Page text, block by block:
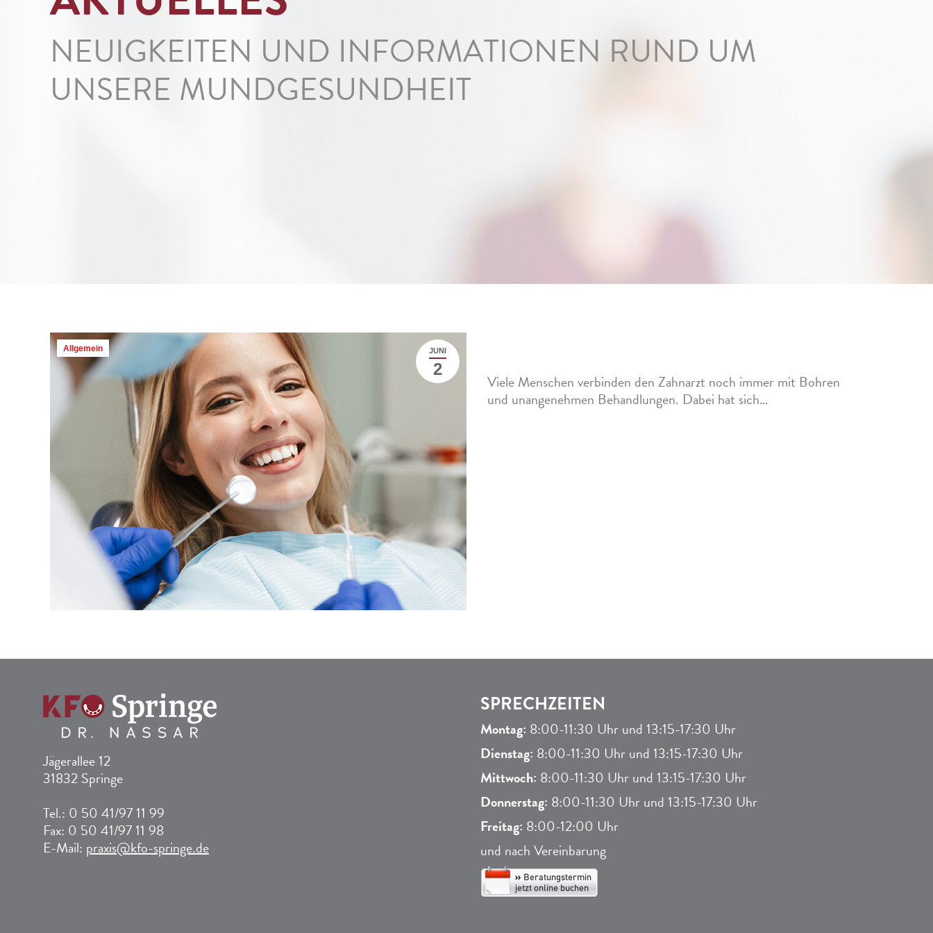
NEUIGKEITEN UND INFORMATIONEN RUND UM
UNSERE MUNDGESUNDHEIT
JUNI
2
Allgemein
Viele Menschen verbinden den Zahnarzt noch immer mit Bohren
und unangenehmen Behandlungen. Dabei hat sich…
Jägerallee 12
31832 Springe
Tel.: 0 50 41/97 11 99
Fax: 0 50 41/97 11 98
E-Mail: praxis@kfo-springe.de
SPRECHZEITEN
Montag: 8:00-11:30 Uhr und 13:15-17:30 Uhr
Dienstag: 8:00-11:30 Uhr und 13:15-17:30 Uhr
Mittwoch: 8:00-11:30 Uhr und 13:15-17:30 Uhr
Donnerstag: 8:00-11:30 Uhr und 13:15-17:30 Uhr
Freitag: 8:00-12:00 Uhr
und nach Vereinbarung